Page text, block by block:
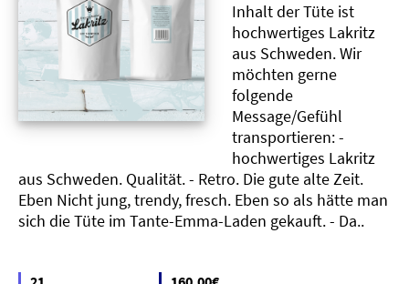
Inhalt der Tüte ist
hochwertiges Lakritz
aus Schweden. Wir
möchten gerne
folgende
Message/Gefühl
transportieren: -
hochwertiges Lakritz
aus Schweden. Qualität. - Retro. Die gute alte Zeit.
Eben Nicht jung, trendy, fresch. Eben so als hätte man
sich die Tüte im Tante-Emma-Laden gekauft. - Da..